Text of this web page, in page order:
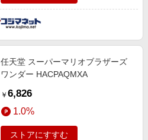
任天堂 スーパーマリオブラザーズ
ワンダー HACPAQMXA
￥ 6,826
1.0%
ストアにすすむ